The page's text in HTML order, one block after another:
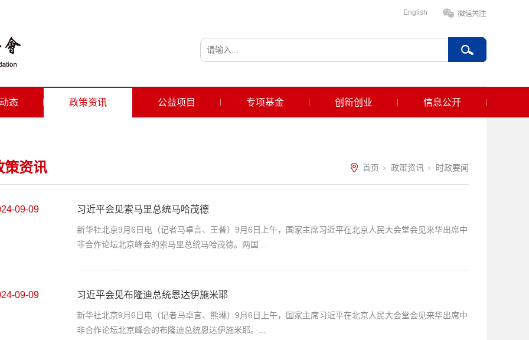
English
态 政策资讯 公益项目 专项基金 创新创业 信息公开
策资讯 首页 政策资讯 时政要闻
09-09 习近平会见索马里总统马哈茂德
新华社北京9月6日电（记者马卓言、王普）9月6日上午，国家主席习近平在北京人民大会堂会见来华出席中
非合作论坛北京峰会的索马里总统马哈茂德。两国...
09-09 习近平会见布隆迪总统恩达伊施米耶
新华社北京9月6日电（记者马卓言、熊琳）9月6日上午，国家主席习近平在北京人民大会堂会见来华出席中
非合作论坛北京峰会的布隆迪总统恩达伊施米耶。...